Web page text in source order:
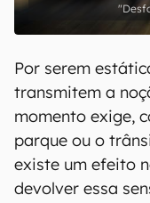
Por serem
transmitem a
momento exige,
parque ou o
existe um efeito
devolver essa